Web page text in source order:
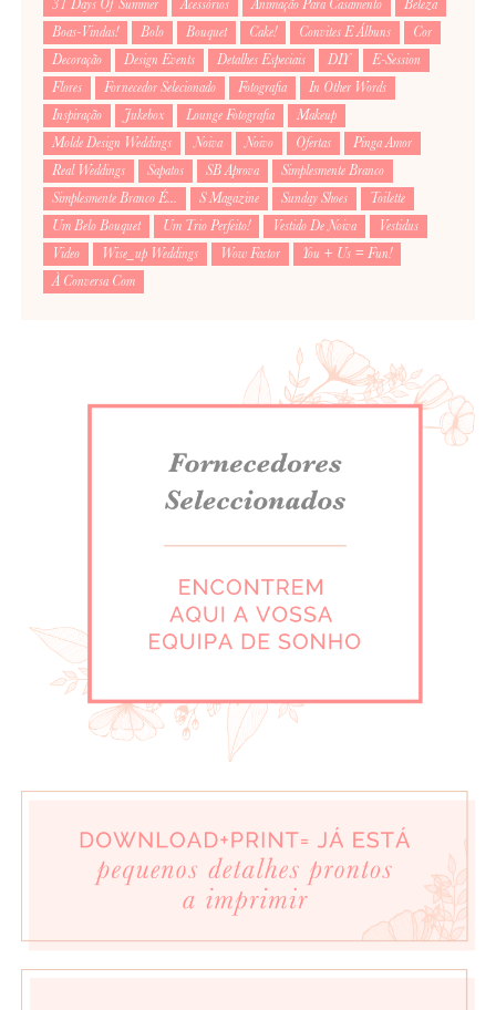
31 Days Of Summer Acessórios Animação Para Casamento
Beleza
Boas-Vindas!
Bolo Bouquet Cake! Convites E Álbuns
Cor
Decoração
Design Events Detalhes Especiais DIY
E-Session
Flores
Fornecedor Selecionado Fotografia
In Other Words
Inspiração
Jukebox Lounge Fotografia
Makeup
Molde Design Weddings
Noiva Noivo Ofertas
Pinga Amor
Real Weddings
Sapatos SB Aprova
Simplesmente Branco
Simplesmente Branco É...
S Magazine Sunday Shoes
Toilette
Um Belo Bouquet
Um Trio Perfeito! Vestido De Noiva
Vestidus
Video
Wise_up Weddings Wow Factor
You + Us = Fun!
À Conversa Com